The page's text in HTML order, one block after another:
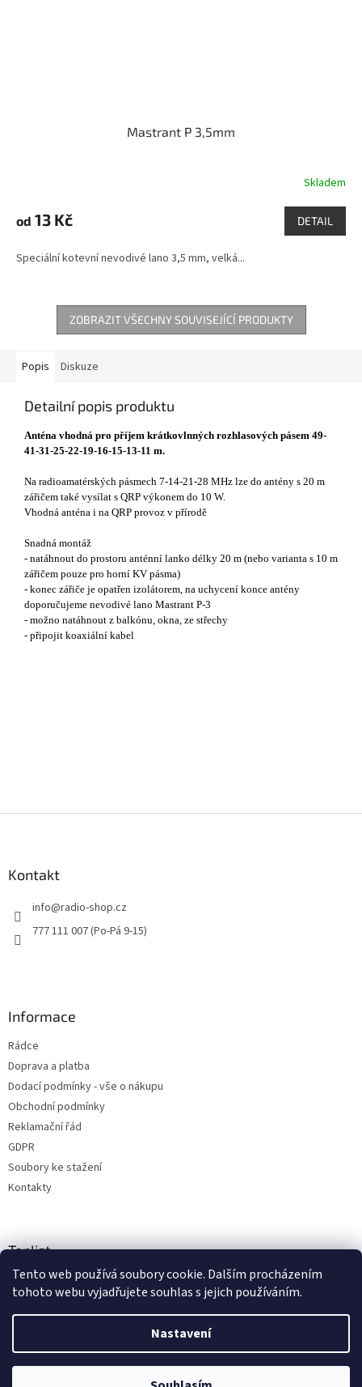
Tento web používá soubory cookie. Dalším procházením
tohoto webu vyjadřujete souhlas s jejich používáním.
Nastavení
Mastrant P 3,5mm
Skladem
od 13 Kč DETAIL
Speciální kotevní nevodivé lano 3,5 mm, velká...
ZOBRAZIT VŠECHNY SOUVISEJÍCÍ PRODUKTY
Popis Diskuze
Detailní popis produktu
Anténa vhodná pro příjem krátkovlnných rozhlasových pásem 49-
41-31-25-22-19-16-15-13-11 m.
Na radioamatérských pásmech 7-14-21-28 MHz lze do antény s 20 m
zářičem také vysílat s QRP výkonem do 10 W.
Vhodná anténa i na QRP provoz v přírodě
Snadná montáž
- natáhnout do prostoru anténní lanko délky 20 m (nebo varianta s 10 m
zářičem pouze pro horní KV pásma)
- konec zářiče je opatřen izolátorem, na uchycení konce antény
doporučujeme nevodivé lano Mastrant P-3
- možno natáhnout z balkónu, okna, ze střechy
- připojit koaxiální kabel
Kontakt
info@radio-shop.cz
777 111 007 (Po-Pá 9-15)
Informace
Rádce
Doprava a platba
Dodací podmínky - vše o nákupu
Obchodní podmínky
Reklamační řád
GDPR
Soubory ke stažení
Kontakty
Toplist
Vytvořil Shoptet